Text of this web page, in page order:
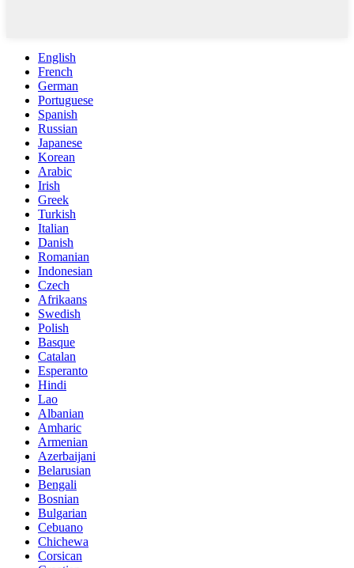
English
French
German
Portuguese
Spanish
Russian
Japanese
Korean
Arabic
Irish
Greek
Turkish
Italian
Danish
Romanian
Indonesian
Czech
Afrikaans
Swedish
Polish
Basque
Catalan
Esperanto
Hindi
Lao
Albanian
Amharic
Armenian
Azerbaijani
Belarusian
Bengali
Bosnian
Bulgarian
Cebuano
Chichewa
Corsican